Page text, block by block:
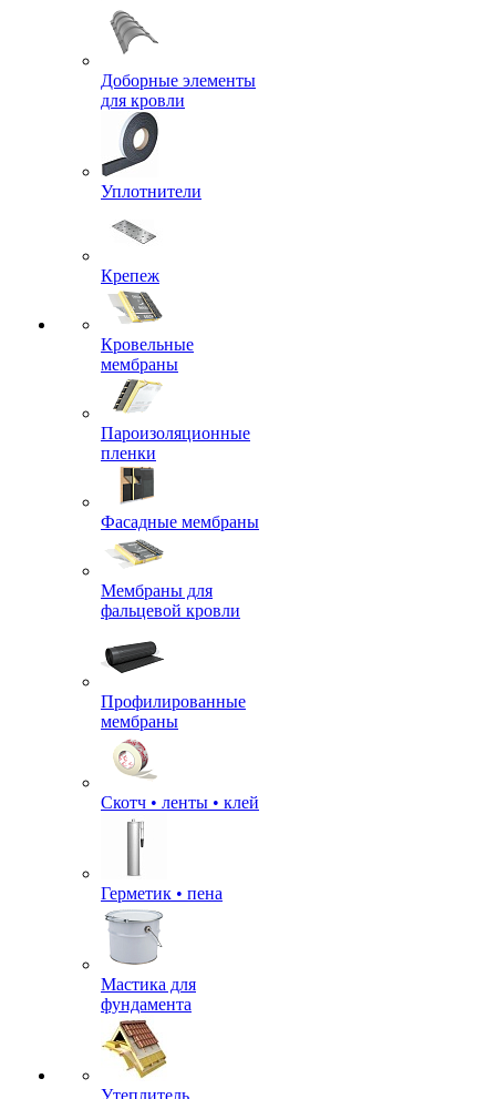
Доборные элементы
для кровли
Уплотнители
Крепеж
Кровельные
мембраны
Пароизоляционные
пленки
Фасадные мембраны
Мембраны для
фальцевой кровли
Профилированные
мембраны
Скотч • ленты • клей
Герметик • пена
Мастика для
фундамента
Утеплитель